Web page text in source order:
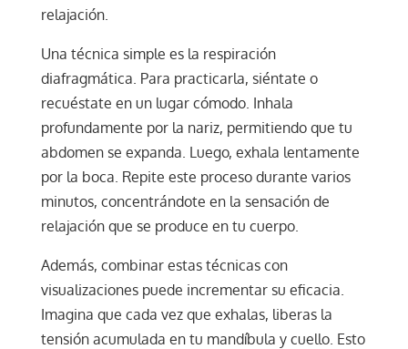
relajación.
Una técnica simple es la respiración
diafragmática. Para practicarla, siéntate o
recuéstate en un lugar cómodo. Inhala
profundamente por la nariz, permitiendo que tu
abdomen se expanda. Luego, exhala lentamente
por la boca. Repite este proceso durante varios
minutos, concentrándote en la sensación de
relajación que se produce en tu cuerpo.
Además, combinar estas técnicas con
visualizaciones puede incrementar su eficacia.
Imagina que cada vez que exhalas, liberas la
tensión acumulada en tu mandíbula y cuello. Esto